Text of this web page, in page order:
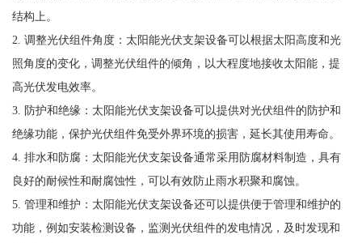
结构上。
2. 调整光伏组件角度：太阳能光伏支架设备可以根据太阳高度和光
照角度的变化，调整光伏组件的倾角，以大程度地接收太阳能，提
高光伏发电效率。
3. 防护和绝缘：太阳能光伏支架设备可以提供对光伏组件的防护和
绝缘功能，保护光伏组件免受外界环境的损害，延长其使用寿命。
4. 排水和防腐：太阳能光伏支架设备通常采用防腐材料制造，具有
良好的耐候性和耐腐蚀性，可以有效防止雨水积聚和腐蚀。
5. 管理和维护：太阳能光伏支架设备还可以提供便于管理和维护的
功能，例如安装检测设备，监测光伏组件的发电情况，及时发现和